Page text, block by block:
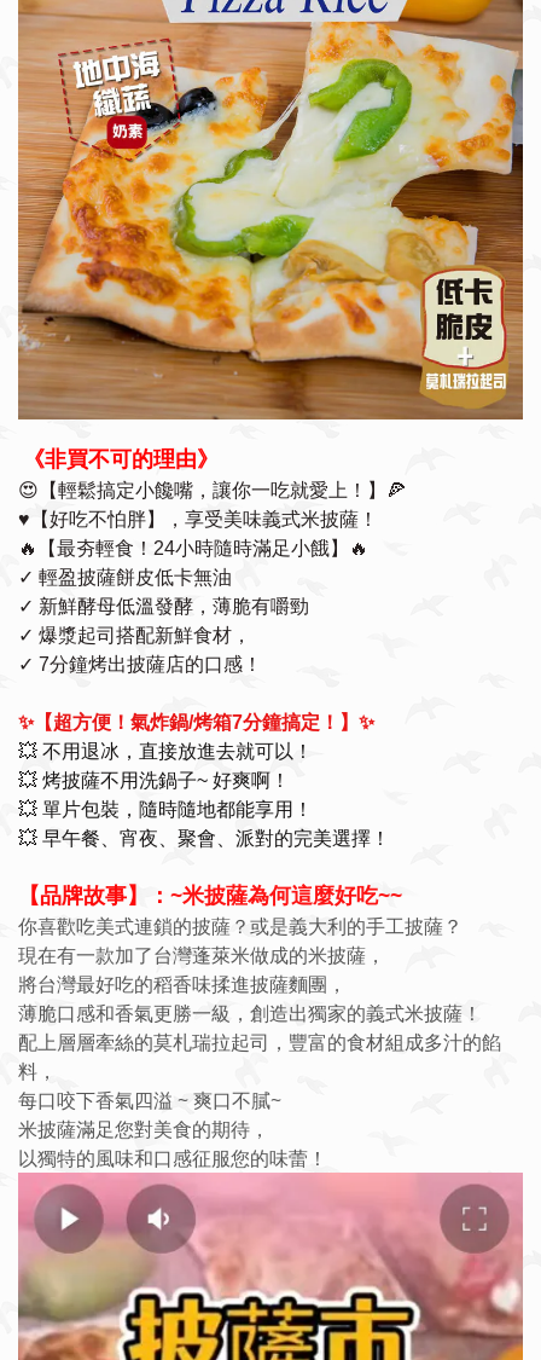
《非買不可的理由》
😍【輕鬆搞定小饞嘴，讓你一吃就愛上！】🍕
♥️【好吃不怕胖】，享受美味義式米披薩！
🔥【最夯輕食！24小時隨時滿足小餓】🔥
✓ 輕盈披薩餅皮低卡無油
✓ 新鮮酵母低溫發酵，薄脆有嚼勁
✓ 爆漿起司搭配新鮮食材，
✓ 7分鐘烤出披薩店的口感！
✨【超方便！氣炸鍋/烤箱7分鐘搞定！】✨
💥 不用退冰，直接放進去就可以！
💥 烤披薩不用洗鍋子~ 好爽啊！
💥 單片包裝，隨時隨地都能享用！
💥 早午餐、宵夜、聚會、派對的完美選擇！
【品牌故事】： ~米披薩為何這麼好吃~~
你喜歡吃美式連鎖的披薩？或是義大利的手工披薩？
現在有一款加了台灣蓬萊米做成的米披薩，
將台灣最好吃的稻香味揉進披薩麵團，
薄脆口感和香氣更勝一級，創造出獨家的義式米披薩！
配上層層牽絲的莫札瑞拉起司，豐富的食材組成多汁的餡
料，
每口咬下香氣四溢 ~ 爽口不膩~
米披薩滿足您對美食的期待，
以獨特的風味和口感征服您的味蕾！